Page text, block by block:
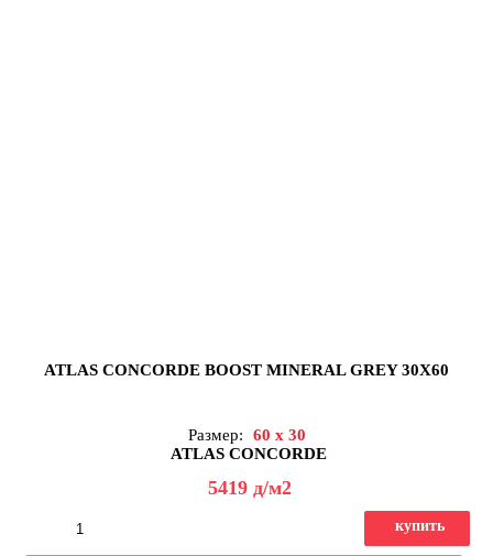
ATLAS CONCORDE BOOST MINERAL GREY 30X60
Размер:
60 x 30
ATLAS CONCORDE
5419 д/м2
купить